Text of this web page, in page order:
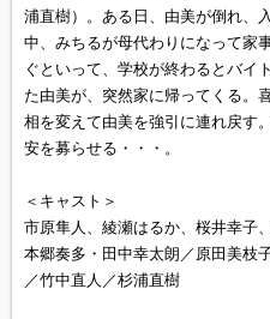
浦直樹）。ある日、由美が倒れ、
中、みちるが母代わりになって家
ぐといって、学校が終わるとバイ
た由美が、突然家に帰ってくる。
相を変えて由美を強引に連れ戻す
安を募らせる・・・。
＜キャスト＞
市原隼人、綾瀬はるか、桜井幸子
本郷奏多・田中幸太朗／原田美枝
／竹中直人／杉浦直樹